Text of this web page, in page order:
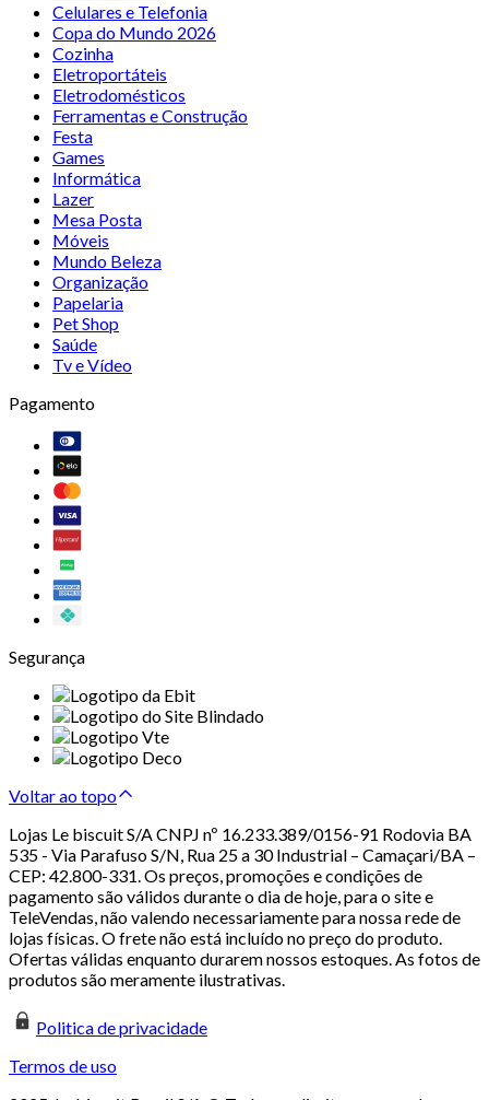
Celulares e Telefonia
Copa do Mundo 2026
Cozinha
Eletroportáteis
Eletrodomésticos
Ferramentas e Construção
Festa
Games
Informática
Lazer
Mesa Posta
Móveis
Mundo Beleza
Organização
Papelaria
Pet Shop
Saúde
Tv e Vídeo
Pagamento
Segurança
Voltar ao topo
Lojas Le biscuit S/A CNPJ nº 16.233.389/0156-91 Rodovia BA
535 - Via Parafuso S/N, Rua 25 a 30 Industrial – Camaçari/BA –
CEP: 42.800-331. Os preços, promoções e condições de
pagamento são válidos durante o dia de hoje, para o site e
TeleVendas, não valendo necessariamente para nossa rede de
lojas físicas. O frete não está incluído no preço do produto.
Ofertas válidas enquanto durarem nossos estoques. As fotos de
produtos são meramente ilustrativas.
Politica de privacidade
Termos de uso